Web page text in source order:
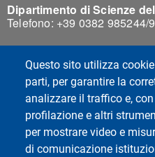
Questo sito utilizza
parti, per garantire la
analizzare il traffico e,
profilazione e altri
per mostrare video e
di comunicazione
Dipartimento di Scienze
Telefono: +39 0382 985244/